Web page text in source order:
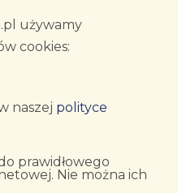
używamy
cookies:
naszej polityce
prawidłowego
Nie można ich